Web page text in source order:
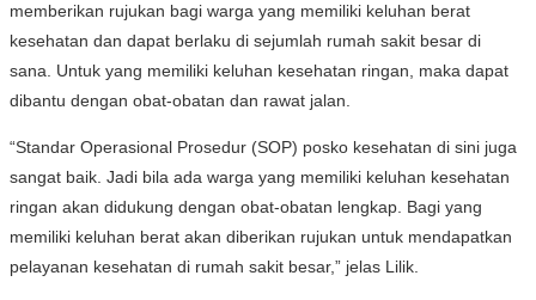
memberikan rujukan bagi warga yang memiliki keluhan berat
kesehatan dan dapat berlaku di sejumlah rumah sakit besar di
sana. Untuk yang memiliki keluhan kesehatan ringan, maka dapat
dibantu dengan obat-obatan dan rawat jalan.
“Standar Operasional Prosedur (SOP) posko kesehatan di sini juga
sangat baik. Jadi bila ada warga yang memiliki keluhan kesehatan
ringan akan didukung dengan obat-obatan lengkap. Bagi yang
memiliki keluhan berat akan diberikan rujukan untuk mendapatkan
pelayanan kesehatan di rumah sakit besar,” jelas Lilik.